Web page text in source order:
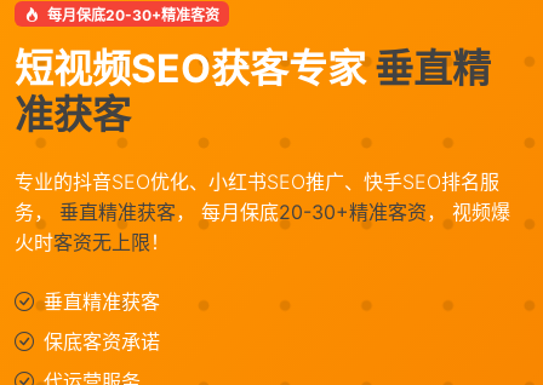
每月保底20-30+精准客资
短视频SEO获客专家垂直精
准获客
专业的抖音SEO优化、小红书SEO推广、快手SEO排名服
务， 垂直精准获客， 每月保底20-30+精准客资， 视频爆
火时客资无上限 ！
垂直精准获客
保底客资承诺